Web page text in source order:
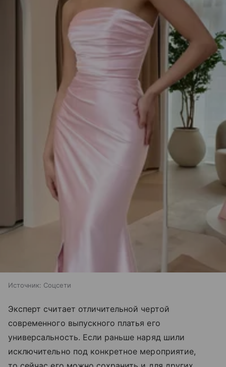
Источник: Соцсети
Эксперт считает отличительной чертой
современного выпускного платья его
универсальность. Если раньше наряд шили
исключительно под конкретное мероприятие,